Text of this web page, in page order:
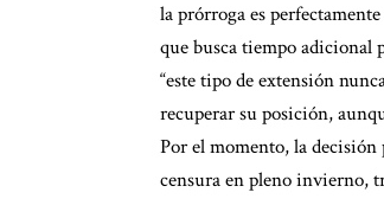
la prórroga es
que busca tiempo
“este tipo de extensión
recuperar su posición,
Por el momento, la
censura en pleno invierno,